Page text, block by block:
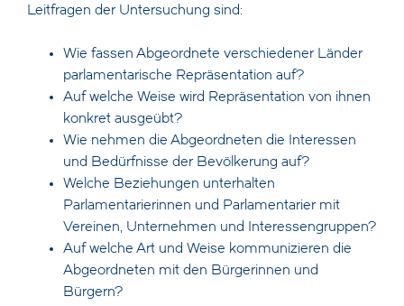
Leitfragen der Untersuchung sind:
Wie fassen Abgeordnete verschiedener Länder
parlamentarische Repräsentation auf?
Auf welche Weise wird Repräsentation von ihnen
konkret ausgeübt?
Wie nehmen die Abgeordneten die Interessen
und Bedürfnisse der Bevölkerung auf?
Welche Beziehungen unterhalten
Parlamentarierinnen und Parlamentarier mit
Vereinen, Unternehmen und Interessengruppen?
Auf welche Art und Weise kommunizieren die
Abgeordneten mit den Bürgerinnen und
Bürgern?